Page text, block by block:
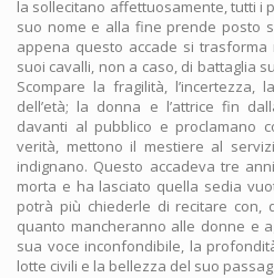
la sollecitano affettuosamente, tutti i
suo nome e alla fine prende posto
appena questo accade si
suoi cavalli, non a caso, di battaglia
Scompare la fragilità, l’incertezza,
dell’età; la donna e l’attrice fin
davanti al pubblico e proclamano
verità, mettono il mestiere al
indignano. Questo accadeva tre
morta e ha lasciato quella sedia
potrà più chiederle di recitare con,
quanto mancheranno alle donne e
sua voce inconfondibile, la
lotte civili e la bellezza del suo